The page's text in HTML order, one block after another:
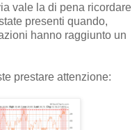
vale la di pena ricordare
presenti quando,
hanno raggiunto un
prestare attenzione: